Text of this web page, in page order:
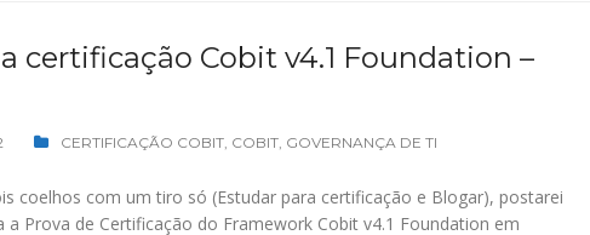
certificação Cobit v4.1 Foundation –
CERTIFICAÇÃO COBIT, COBIT, GOVERNANÇA DE TI
coelhos com um tiro só (Estudar para certificação e Blogar), postarei
a Prova de Certificação do Framework Cobit v4.1 Foundation em